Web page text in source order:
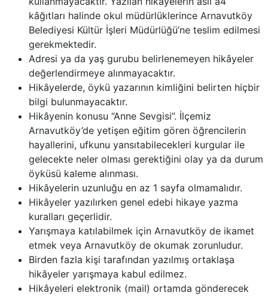
kâğıtları halinde okul müdürlüklerince Arnavutköy
Belediyesi Kültür İşleri Müdürlüğü’ne teslim edilmesi
gerekmektedir.
Adresi ya da yaş gurubu belirlenemeyen hikâyeler
değerlendirmeye alınmayacaktır.
Hikâyelerde, öykü yazarının kimliğini belirten hiçbir
bilgi bulunmayacaktır.
Hikâyenin konusu “Anne Sevgisi”. İlçemiz
Arnavutköy’de yetişen eğitim gören öğrencilerin
hayallerini, ufkunu yansıtabilecekleri kurgular ile
gelecekte neler olması gerektiğini olay ya da durum
öyküsü kaleme alınması.
Hikâyelerin uzunluğu en az 1 sayfa olmamalıdır.
Hikâyeler yazılırken genel edebi hikaye yazma
kuralları geçerlidir.
Yarışmaya katılabilmek için Arnavutköy de ikamet
etmek veya Arnavutköy de okumak zorunludur.
Birden fazla kişi tarafından yazılmış ortaklaşa
hikâyeler yarışmaya kabul edilmez.
Hikâyeleri elektronik (mail) ortamda gönderecek